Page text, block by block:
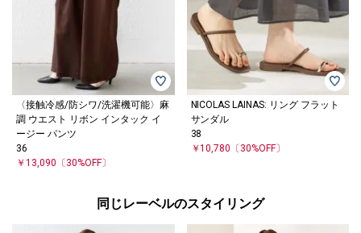
〈接触冷感/防シワ/洗濯機可能〉麻
調 ウエスト リボン インタック イ
ージー パンツ
36
￥13,090 〔30%OFF〕
NICOLAS LAINAS: リング フラット
サンダル
38
￥10,780 〔30%OFF〕
同じレーベルのスタイリング